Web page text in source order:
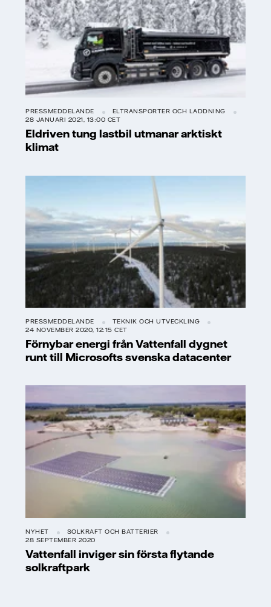
PRESSMEDDELANDE
ELTRANSPORTER OCH LADDNING
28 JANUARI 2021, 13:00 CET
Eldriven tung lastbil utmanar arktiskt
klimat
PRESSMEDDELANDE
TEKNIK OCH UTVECKLING
24 NOVEMBER 2020, 12:15 CET
Förnybar energi från Vattenfall dygnet
runt till Microsofts svenska datacenter
NYHET
SOLKRAFT OCH BATTERIER
28 SEPTEMBER 2020
Vattenfall inviger sin första flytande
solkraftpark